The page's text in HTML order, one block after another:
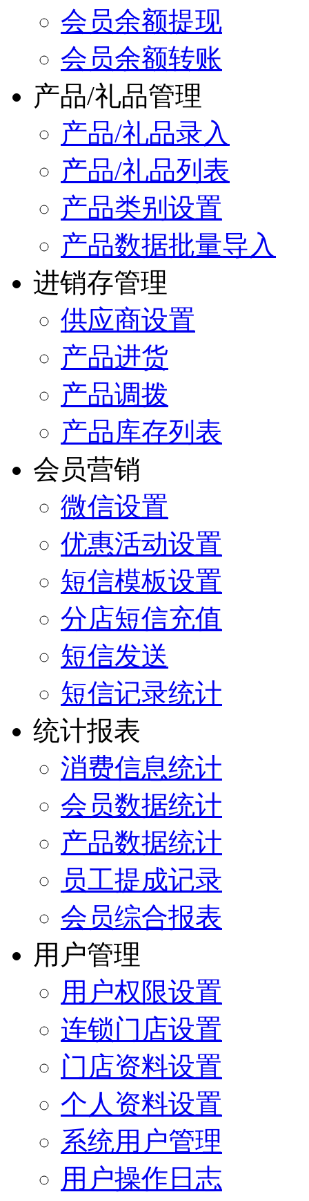
会员余额提现
会员余额转账
产品/礼品管理
产品/礼品录入
产品/礼品列表
产品类别设置
产品数据批量导入
进销存管理
供应商设置
产品进货
产品调拨
产品库存列表
会员营销
微信设置
优惠活动设置
短信模板设置
分店短信充值
短信发送
短信记录统计
统计报表
消费信息统计
会员数据统计
产品数据统计
员工提成记录
会员综合报表
用户管理
用户权限设置
连锁门店设置
门店资料设置
个人资料设置
系统用户管理
用户操作日志